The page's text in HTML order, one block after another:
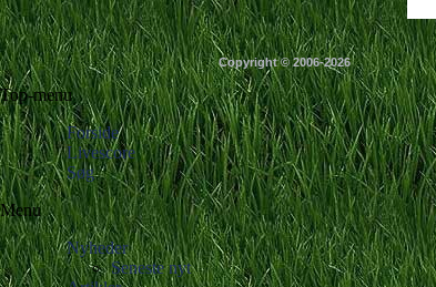
Copyright © 2006-2026
Top-menu
Forside
Livescore
Søg
Menu
Nyheder
Seneste nyt